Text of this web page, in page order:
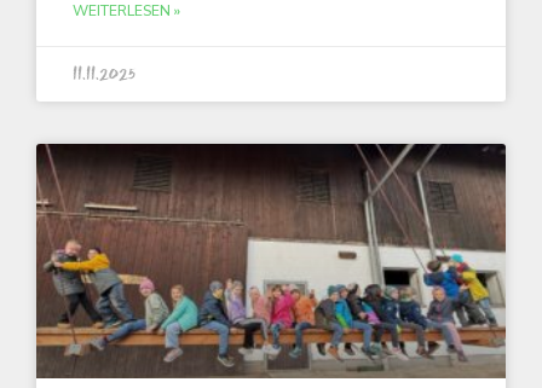
WEITERLESEN »
11.11.2025